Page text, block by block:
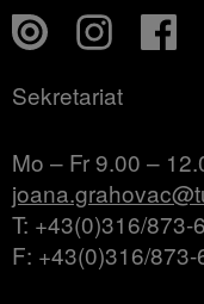
Sekretariat
Mo – Fr 9.00 –
T: +43(0)316/873-
F: +43(0)316/873-